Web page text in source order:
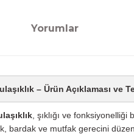
Yorumlar
– Ürün Açıklaması ve
, şıklığı ve
bardak ve mutfak gerecini